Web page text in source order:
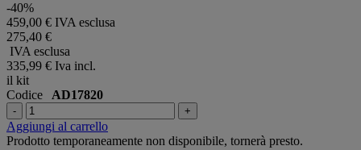
-40%
459,00 € IVA esclusa
275,40 €
IVA esclusa
335,99 € Iva incl.
il kit
Codice AD17820
- +
Aggiungi al carrello
Prodotto temporaneamente non disponibile, tornerà presto.